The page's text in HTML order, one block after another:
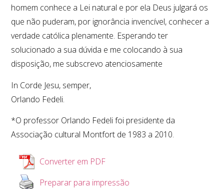
homem conhece a Lei natural e por ela Deus julgará os
que não puderam, por ignorância invencível, conhecer a
verdade católica plenamente. Esperando ter
solucionado a sua dúvida e me colocando à sua
disposição, me subscrevo atenciosamente
In Corde Jesu, semper,
Orlando Fedeli.
*O professor Orlando Fedeli foi presidente da
Associação cultural Montfort de 1983 a 2010.
Converter em PDF
Preparar para impressão